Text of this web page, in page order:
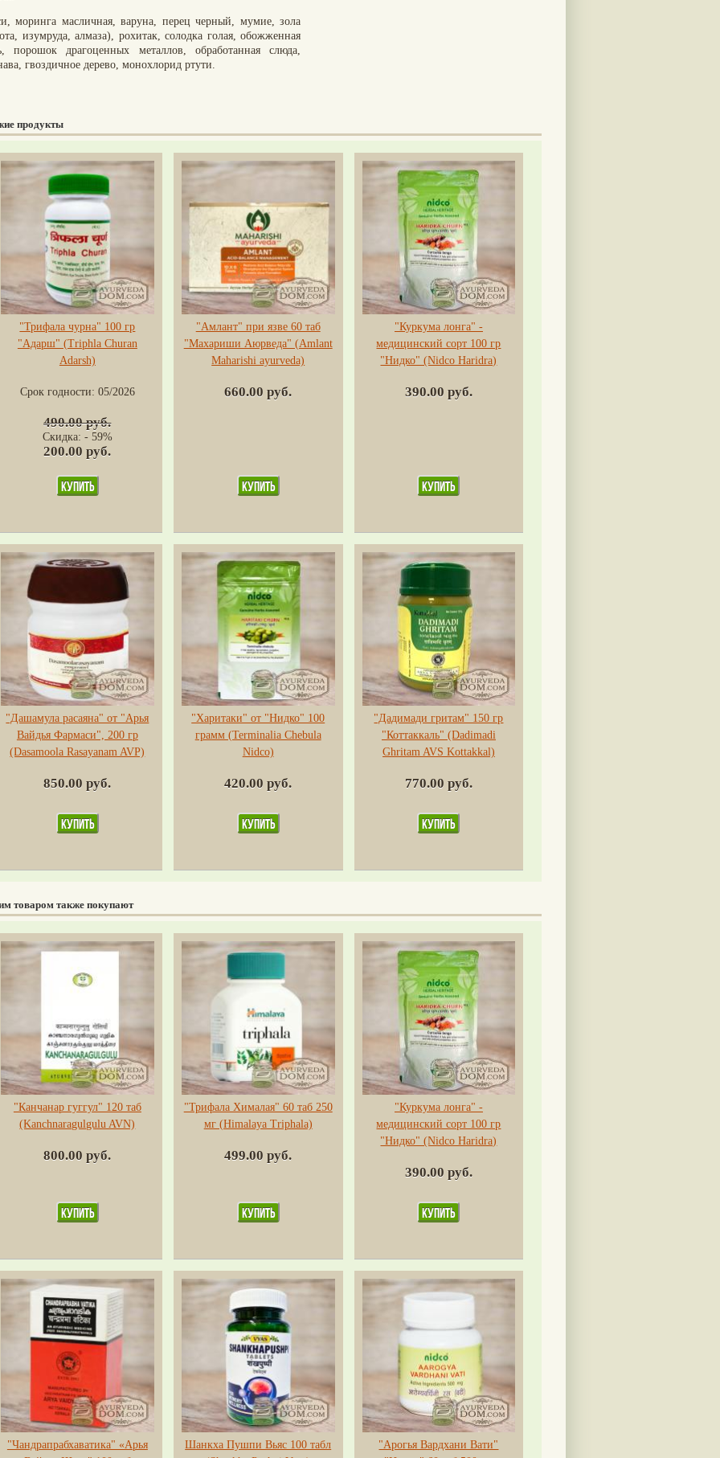
моринга масличная, варуна, перец черный, мумие, зола
изумруда, алмаза), рохитак, солодка голая, обожженная
порошок драгоценных металлов, обработанная слюда,
гвоздичное дерево, монохлорид ртути.
продукты
"Трифала чурна" 100 гр
"Адарш" (Triphla Churan
Adarsh)
Срок годности: 05/2026
490.00 руб.
Скидка: - 59%
200.00 руб.
"Амлант" при язве 60 таб
"Махариши Аюрведа" (Amlant
Maharishi ayurveda)
660.00 руб.
"Куркума лонга" -
медицинский сорт 100 гр
"Нидко" (Nidco Haridra)
390.00 руб.
"Дашамула расаяна" от "Арья
Вайдья Фармаси", 200 гр
(Dasamoola Rasayanam AVP)
850.00 руб.
"Харитаки" от "Нидко" 100
грамм (Terminalia Chebula
Nidco)
420.00 руб.
"Дадимади гритам" 150 гр
"Коттаккаль" (Dadimadi
Ghritam AVS Kottakkal)
770.00 руб.
товаром также покупают
"Канчанар гуггул" 120 таб
(Kanchnaragulgulu AVN)
800.00 руб.
"Трифала Хималая" 60 таб 250
мг (Himalaya Triphala)
499.00 руб.
"Куркума лонга" -
медицинский сорт 100 гр
"Нидко" (Nidco Haridra)
390.00 руб.
"Чандрапрабхаватика" «Арья
Шанкха Пушпи Вьяс 100 табл
"Арогья Вардхани Вати"